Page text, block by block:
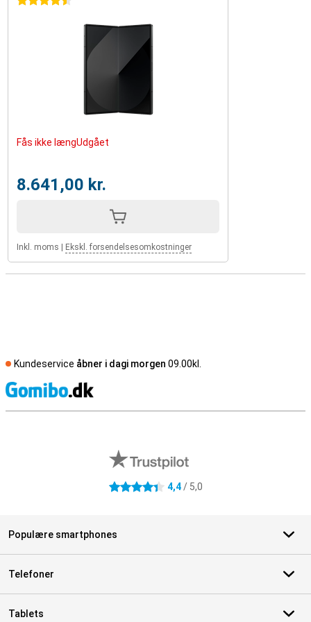
Fås ikke længUdgået
8.641,00 kr.
Inkl. moms Ekskl. forsendelsesomkostninger
Kundeservice åbner i dagi morgen 09.00kl.
4.4 stjerner 4,4/ 5,0
Populære smartphones
Telefoner
Tablets